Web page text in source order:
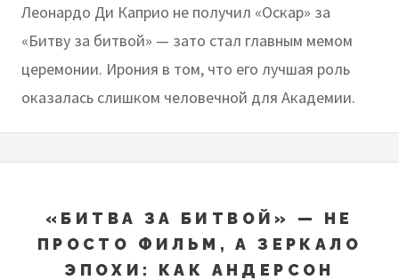
Леонардо Ди Каприо не получил «Оскар» за
«Битву за битвой» — зато стал главным мемом
церемонии. Ирония в том, что его лучшая роль
оказалась слишком человечной для Академии.
«БИТВА ЗА БИТВОЙ» — НЕ
ПРОСТО ФИЛЬМ, А ЗЕРКАЛО
ЭПОХИ: КАК АНДЕРСОН